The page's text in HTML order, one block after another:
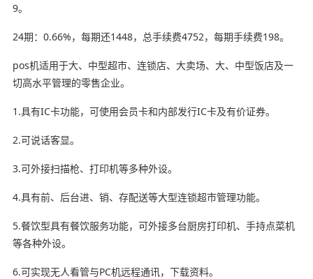
9。
24期：0.66%，每期还1448，总手续费4752，每期手续费198。
pos机适用于大、中型超市、连锁店、大卖场、大、中型饭店及一
切高水平管理的零售企业。
1.具有IC卡功能，可使用会员卡和内部发行IC卡及有价证券。
2.可说话客显。
3.可外接扫描枪、打印机等多种外设。
4.具有前、后台进、销、存配送等大型连锁超市管理功能。
5.餐饮型具有餐饮服务功能，可外接多台厨房打印机、手持点菜机
等各种外设。
6.可实现无人看管与PC机远程通讯，下载资料。